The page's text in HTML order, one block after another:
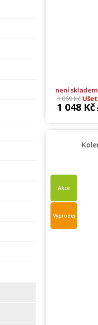
není skladem
1 069 Kč
1 048 Kč
Akce
Výprodej